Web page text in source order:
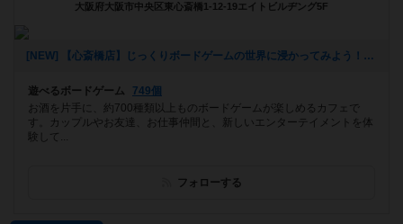
大阪府大阪市中央区東心斎橋1-12-19エイトビルヂング5F
[NEW] 【心斎橋店】じっくりボードゲームの世界に浸かってみよう！平日重ゲー会【テラフォーミング・マーズ】（2024年08月28日 13時22分）
遊べるボードゲーム
749個
お酒を片手に、約700種類以上ものボードゲームが楽しめるカフェで
す。カップルやお友達、お仕事仲間と、新しいエンターテイメントを体
験して...
フォローする